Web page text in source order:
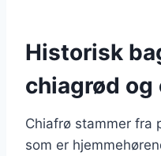
Historisk
chiagrød og
Chiafrø stammer fra
som er